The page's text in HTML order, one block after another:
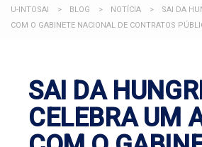
U-INTOSAI > BLOG > NOTÍCIA >
SAI DA
COM O GABINETE NACIONAL DE CONTRATOS
SAI DA
CELEBRA UM